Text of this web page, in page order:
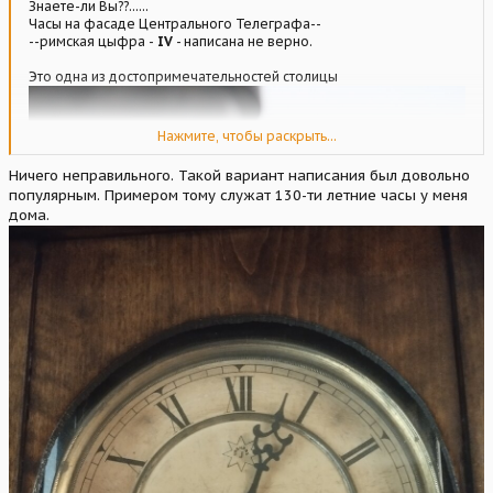
Знаете-ли Вы??......
Часы на фасаде Центрального Телеграфа--
--римская цыфра - IV - написана не верно.
Это одна из достопримечательностей столицы
Нажмите, чтобы раскрыть...
Ничего неправильного. Такой вариант написания был довольно
популярным. Примером тому служат 130-ти летние часы у меня
дома.